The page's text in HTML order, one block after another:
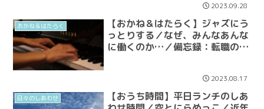
2023.09.28
おかね＆はたらく
【おかね＆はたらく】ジャズにう
っとりする／なぜ、みんなあんな
に働くのか…／備忘録：転職の条
2023.08.17
日々のしあわせ
【おうち時間】平日ランチのしあ